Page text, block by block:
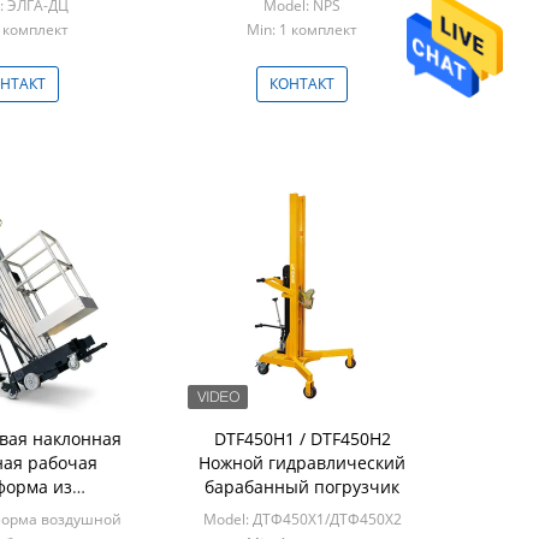
ЭЛГА-ДЦ
Model: NPS
Min: 1 комплект
КОНТАКТ
наклонная
рабочая
из
сплава
воздушной
DTF450H1 / DTF450H2
Ножной гидравлический
барабанный погрузчик
Model: ДТФ450Х1/ДТФ450Х2